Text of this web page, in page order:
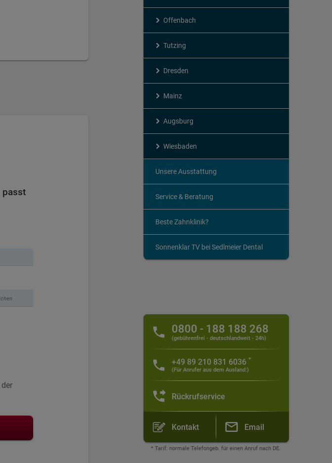
passt
Offenbach
Tutzing
Dresden
Mainz
Augsburg
Wiesbaden
Unsere Ausstattung
Service & Beratung
Beste Zahnklinik?
Sonnenklar TV bei Sedlmeier Dental
0800 - 188 188 268
(gebührenfrei - deutschlandweit - 24h)
+49 89 210 831 6036 *
(Für Anrufer aus dem Ausland:)
Rückrufservice
Kontakt Email
* Tarif: normale Telefongeb. für einen Anruf nach DE.